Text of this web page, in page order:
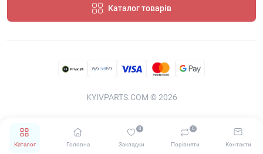
Каталог Головна Закладки
0
Порівняти
0
Контакти
Каталог товарів
KYIVPARTS.COM © 2026